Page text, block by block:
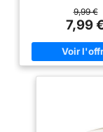
propriétés
et peut refléter
la chaleur
ainsi à prévenir
les chocs. Il est
imperméable,
animaux, pare-
9,99 €
7,99